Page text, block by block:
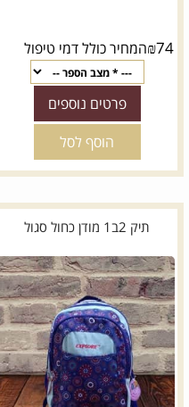
₪74 המחיר כולל דמי טיפול
פרטים נוספים
הוסף לסל
תיק 2ב1 מודן כחול סגול